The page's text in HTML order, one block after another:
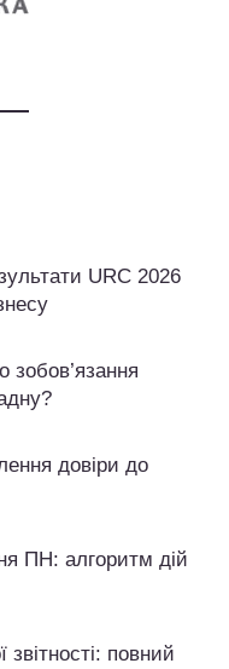
URC 2026
зобов’язання
довіри до
ПН: алгоритм дій
повний